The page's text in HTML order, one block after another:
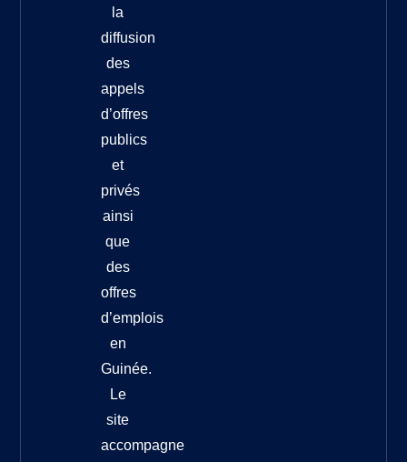
la
diffusion
des
appels
d’offres
publics
et
privés
ainsi
que
des
offres
d’emplois
en
Guinée.
Le
site
accompagne